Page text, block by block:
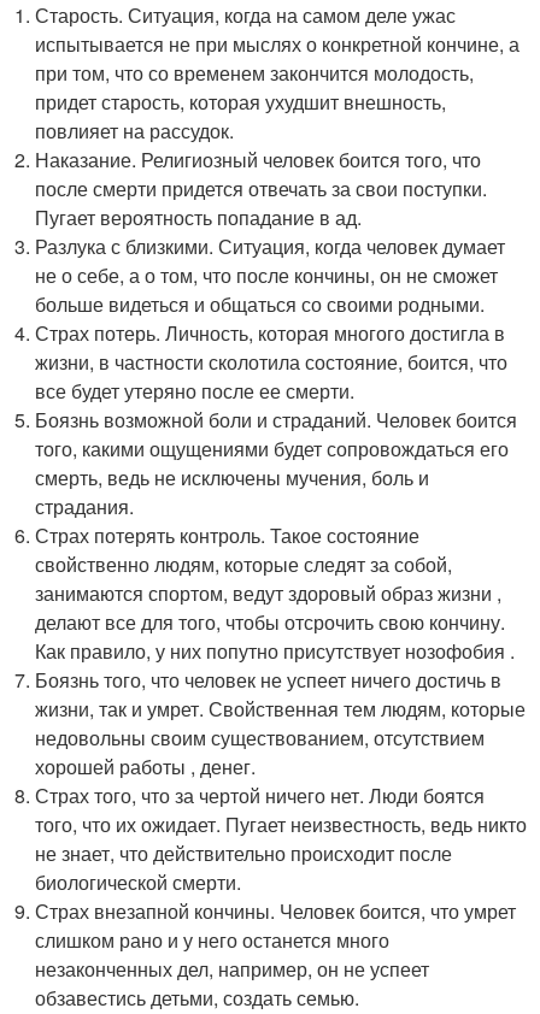
Старость. Ситуация, когда на самом деле ужас
испытывается не при мыслях о конкретной кончине, а
при том, что со временем закончится молодость,
придет старость, которая ухудшит внешность,
повлияет на рассудок.
Наказание. Религиозный человек боится того, что
после смерти придется отвечать за свои поступки.
Пугает вероятность попадание в ад.
Разлука с близкими. Ситуация, когда человек думает
не о себе, а о том, что после кончины, он не сможет
больше видеться и общаться со своими родными.
Страх потерь. Личность, которая многого достигла в
жизни, в частности сколотила состояние, боится, что
все будет утеряно после ее смерти.
Боязнь возможной боли и страданий. Человек боится
того, какими ощущениями будет сопровождаться его
смерть, ведь не исключены мучения, боль и
страдания.
Страх потерять контроль. Такое состояние
свойственно людям, которые следят за собой,
занимаются спортом, ведут здоровый образ жизни ,
делают все для того, чтобы отсрочить свою кончину.
Как правило, у них попутно присутствует нозофобия .
Боязнь того, что человек не успеет ничего достичь в
жизни, так и умрет. Свойственная тем людям, которые
недовольны своим существованием, отсутствием
хорошей работы , денег.
Страх того, что за чертой ничего нет. Люди боятся
того, что их ожидает. Пугает неизвестность, ведь никто
не знает, что действительно происходит после
биологической смерти.
Страх внезапной кончины. Человек боится, что умрет
слишком рано и у него останется много
незаконченных дел, например, он не успеет
обзавестись детьми, создать семью.